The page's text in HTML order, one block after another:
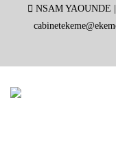
NSAM YAOUNDE |